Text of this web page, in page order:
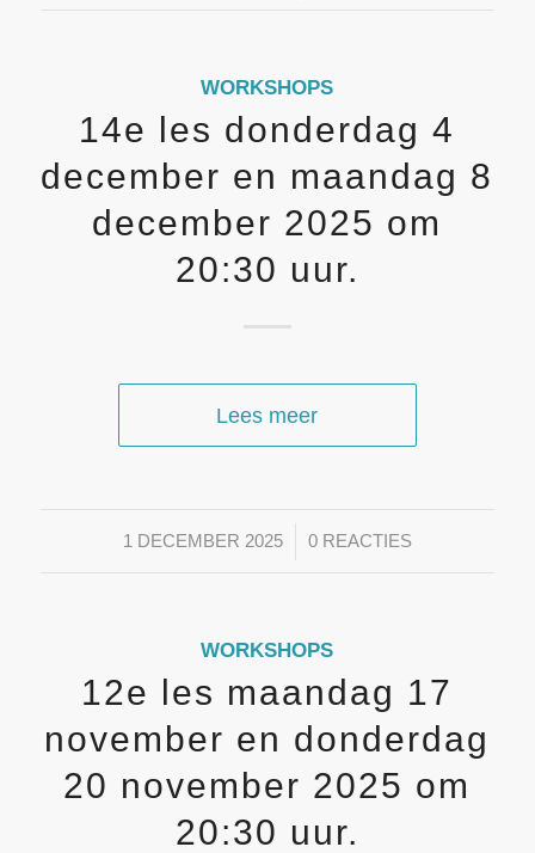
WORKSHOPS
14e les donderdag 4
december en maandag 8
december 2025 om
20:30 uur.
Lees meer
1 DECEMBER 2025
/ 0 REACTIES
WORKSHOPS
12e les maandag 17
november en donderdag
20 november 2025 om
20:30 uur.